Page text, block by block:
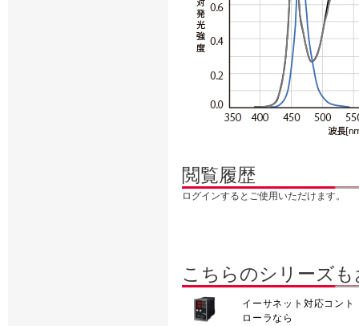
閲覧履歴
ログインするとご使用いただけます。
こちらのシリーズ
イーサネット対応コント
ローラなら